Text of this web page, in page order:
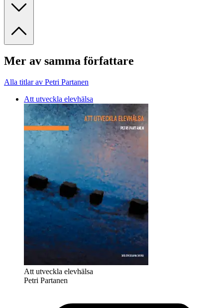
Mer av samma författare
Alla titlar av Petri Partanen
Att utveckla elevhälsa
Att utveckla elevhälsa
Petri Partanen